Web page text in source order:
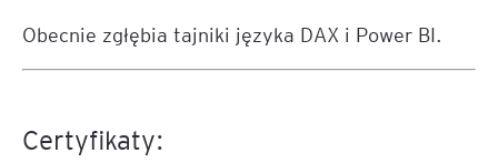
Obecnie zgłębia tajniki języka DAX i Power BI.
Certyfikaty: